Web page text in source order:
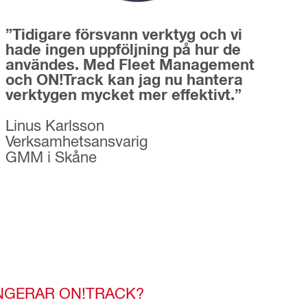
”Tidigare försvann verktyg och vi
hade ingen uppföljning på hur de
användes. Med Fleet Management
och ON!Track kan jag nu hantera
verktygen mycket mer effektivt.”
Linus Karlsson
Verksamhetsansvarig
GMM i Skåne
ON!TRACK?